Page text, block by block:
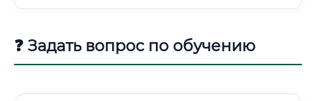
ещё ценнее.
❓ Задать вопрос по обучению